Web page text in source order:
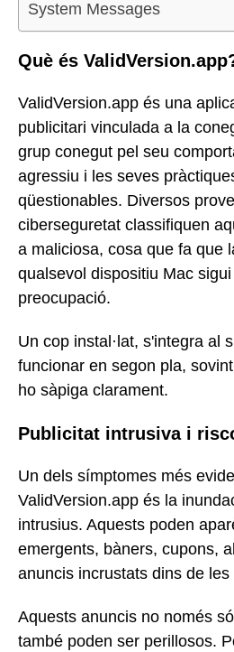
System Messages
Què és
ValidVersion.app és una
publicitari vinculada a la
grup conegut pel seu
agressiu i les seves
qüestionables. Diversos
ciberseguretat classifiquen
a maliciosa, cosa que fa que
qualsevol dispositiu Mac
preocupació.
Un cop instal·lat, s'integra al
funcionar en segon pla,
ho sàpiga clarament.
Publicitat intrusiva i
Un dels símptomes més
ValidVersion.app és la
intrusius. Aquests poden
emergents, bàners, cupons,
anuncis incrustats dins de
Aquests anuncis no només
també poden ser perillosos.